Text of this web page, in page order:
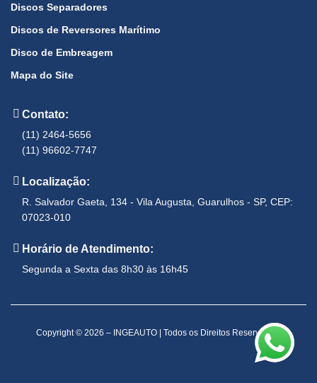
Discos Separadores
Discos de Reversores Marítimo
Disco de Embreagem
Mapa do Site
Contato:
(11) 2464-5656
(11) 96602-7747
Localização:
R. Salvador Gaeta, 134 - Vila Augusta, Guarulhos - SP, CEP:
07023-010
Horário de Atendimento:
Segunda a Sexta das 8h30 às 16h45
Copyright © 2026 – INGEAUTO | Todos os Direitos Reservados.